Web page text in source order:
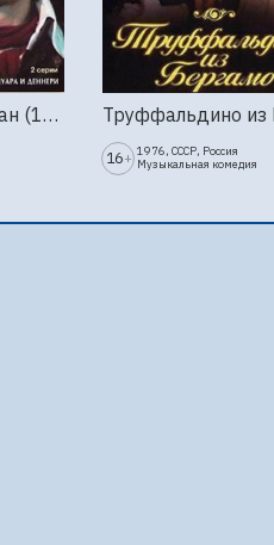
Дон Сезар де Базан (1989г., Ленфильм, 2 серии)
16+ 1976, СССР, Россия
Музыкальная комедия